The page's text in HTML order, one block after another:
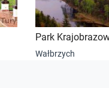
Park
Wałbrzych